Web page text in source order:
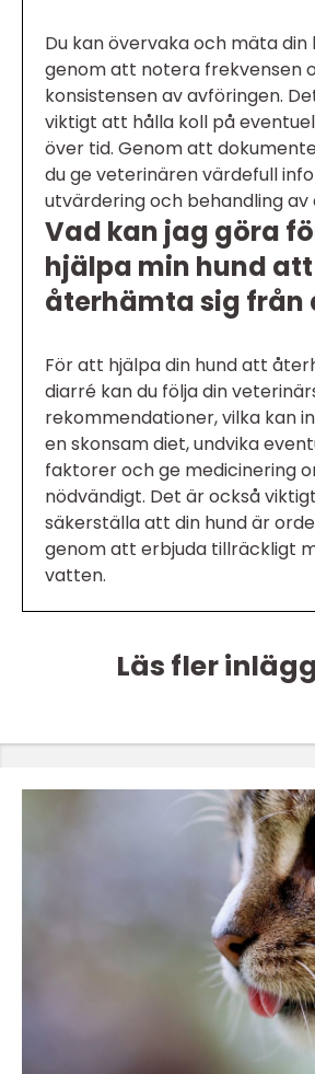
Du kan övervaka och mäta din
genom att notera frekvensen
konsistensen av avföringen.
viktigt att hålla koll på
över tid. Genom att
du ge veterinären värdefull
utvärdering och behandling av
Vad kan jag göra
hjälpa min hund att
återhämta sig från
För att hjälpa din hund att
diarré kan du följa din
rekommendationer, vilka kan
en skonsam diet, undvika
faktorer och ge medicinering
nödvändigt. Det är också
säkerställa att din hund är
genom att erbjuda tillräckligt
vatten.
Läs fler